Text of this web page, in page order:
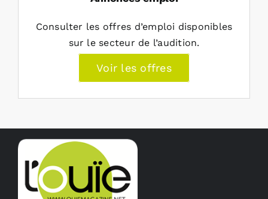
Consulter les offres d’emploi disponibles
sur le secteur de l’audition.
Voir les offres